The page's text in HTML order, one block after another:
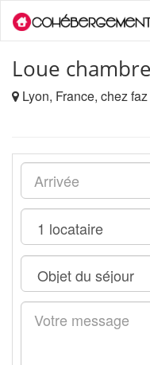
Loue
Lyon, France, chez faz